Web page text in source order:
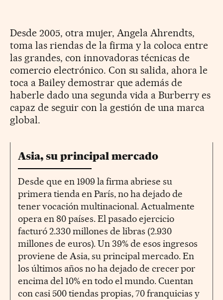
Desde 2005, otra mujer, Angela Ahrendts,
toma las riendas de la firma y la coloca entre
las grandes, con innovadoras técnicas de
comercio electrónico. Con su salida, ahora le
toca a Bailey demostrar que además de
haberle dado una segunda vida a Burberry es
capaz de seguir con la gestión de una marca
global.
Asia, su principal mercado
Desde que en 1909 la firma abriese su
primera tienda en París, no ha dejado de
tener vocación multinacional. Actualmente
opera en 80 países. El pasado ejercicio
facturó 2.330 millones de libras (2.930
millones de euros). Un 39% de esos ingresos
proviene de Asia, su principal mercado. En
los últimos años no ha dejado de crecer por
encima del 10% en todo el mundo. Cuentan
con casi 500 tiendas propias, 70 franquicias y